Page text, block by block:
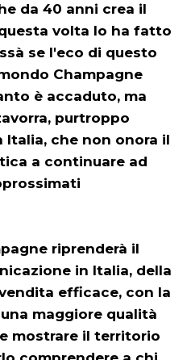
da 40 anni crea il
volta lo ha fatto
se l'eco di questo
Champagne
è accaduto, ma
purtroppo
che non onora il
a continuare ad
riprenderà il
in Italia, della
efficace, con la
maggiore qualità
mostrare il territorio